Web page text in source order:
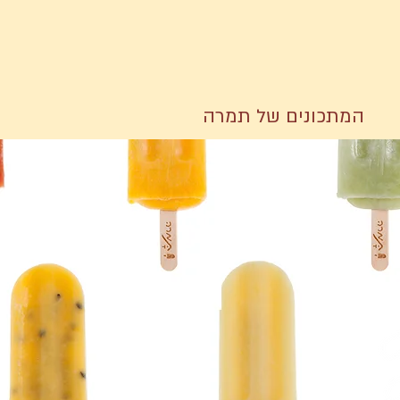
המתכונים של תמרה